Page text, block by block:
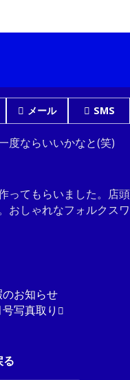
メール SMS
度ならいいかなと(笑)
ってもらいました。店頭
おしゃれなフォルクスワ
お知らせ
写真取り
る